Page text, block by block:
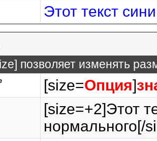
Этот текст
позволяет изменять
[size=Опция]
[size=+2]Этот
нормального[/